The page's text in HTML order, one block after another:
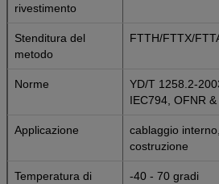
rivestimento
Stenditura del
metodo
FTTH/FTTX/
Norme
YD/T 1258.2-
IEC794, OFNR
Applicazione
cablaggio
costruzione
Temperatura di
-40 - 70 gradi